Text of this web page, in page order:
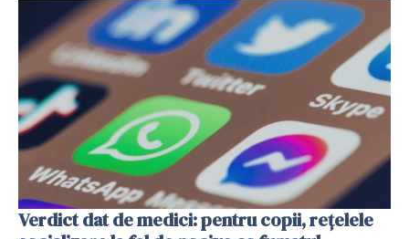
Verdict dat de medici: pentru copii, rețelele